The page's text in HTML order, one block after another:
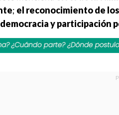
; el reconocimiento de
y participación